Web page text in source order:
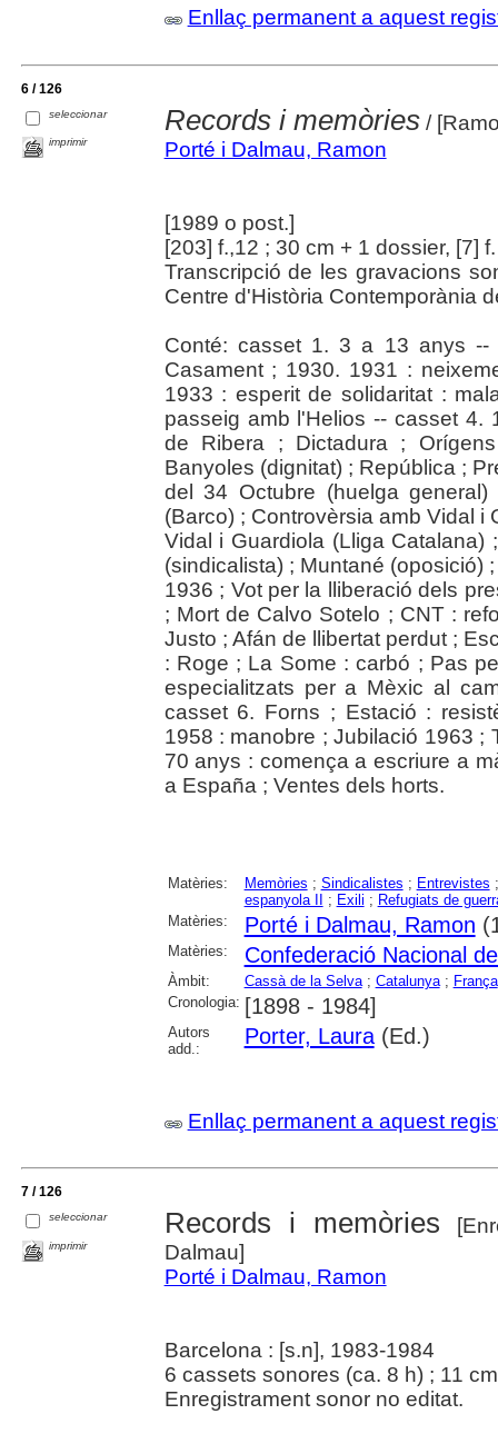
Enllaç permanent a aquest
6 / 126
seleccionar
imprimir
Records i memòries/
Porté i Dalmau, Ramon
[1989 o post.]
[203] f.,12 ; 30 cm + 1 dossier, [7]
Transcripció de les gravacions
Centre d'Història Contemporània
Conté: casset 1. 3 a 13 anys
Casament ; 1930. 1931 :
1933 : esperit de solidaritat :
passeig amb l'Helios -- casset 4.
de Ribera ; Dictadura ;
Banyoles (dignitat) ; República ;
del 34 Octubre (huelga
(Barco) ; Controvèrsia amb Vidal i
Vidal i Guardiola (Lliga
(sindicalista) ; Muntané (oposició)
1936 ; Vot per la lliberació dels
; Mort de Calvo Sotelo ; CNT :
Justo ; Afán de llibertat perdut ;
: Roge ; La Some : carbó ; Pas
especialitzats per a Mèxic al
casset 6. Forns ; Estació :
1958 : manobre ; Jubilació 1963 ;
70 anys : comença a escriure a
a España ; Ventes dels horts.
Matèries: Memòries ; Sindicalistes ; Entrevistes
espanyola II ; Exili ; Refugiats de
Matèries:
Porté i Dalmau, Ramon
Matèries: Confederació Nacional
Àmbit: Cassà de la Selva; Catalunya; França
Cronologia: [1898 - 1984]
Autors
add.:
Porter, Laura(Ed.)
Enllaç permanent a aquest
7 / 126
seleccionar
imprimir
Records i memòries
Dalmau]
Porté i Dalmau, Ramon
Barcelona : [s.n], 1983-1984
6 cassets sonores (ca. 8 h) ; 11 cm
Enregistrament sonor no editat.